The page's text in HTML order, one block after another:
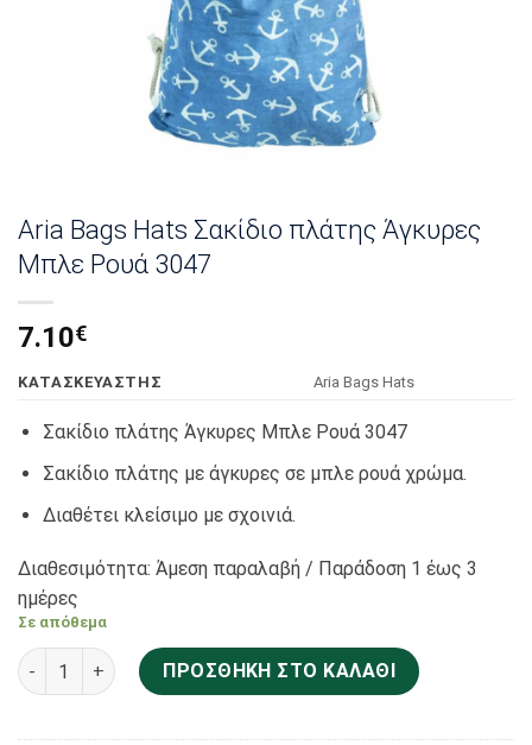
Aria Bags Hats Σακίδιο πλάτης Άγκυρες
Μπλε Ρουά 3047
7.10€
KΑΤΑΣΚΕΥΑΣΤΗΣ Αria Bags Hats
Σακίδιο πλάτης Άγκυρες Μπλε Ρουά 3047
Σακίδιο πλάτης με άγκυρες σε μπλε ρουά χρώμα.
Διαθέτει κλείσιμο με σχοινιά.
Διαθεσιμότητα: Άμεση παραλαβή / Παράδoση 1 έως 3
ημέρες
Σε απόθεμα
Aria Bags Hats Σακίδιο πλάτης Άγκυρες Μπλε Ρουά 3047
ΠΡΟΣΘΉΚΗ ΣΤΟ ΚΑΛΆΘΙ